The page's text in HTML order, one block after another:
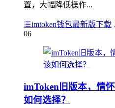
置，大幅降低操作...
imtoken钱包最新版下载
06
imToken旧版本，情
如何选择？